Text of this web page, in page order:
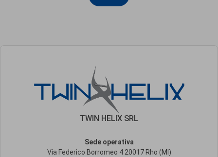
TWIN HELIX SRL
Sede operativa
Via Federico Borromeo 4 20017 Rho (MI)